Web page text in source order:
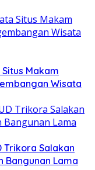
Situs Makam
Wisata
Trikora Salakan
Bangunan Lama